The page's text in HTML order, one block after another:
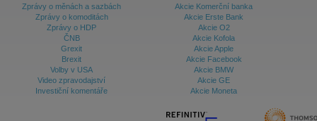
Zprávy o měnách a sazbách
Zprávy o komoditách
Zprávy o HDP
ČNB
Grexit
Brexit
Volby v USA
Video zpravodajství
Investiční komentáře
Akcie Komerční banka
Akcie Erste Bank
Akcie O2
Akcie Kofola
Akcie Apple
Akcie Facebook
Akcie BMW
Akcie GE
Akcie Moneta